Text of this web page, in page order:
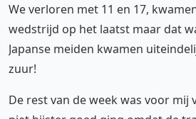
We verloren met 11 en 17,
wedstrijd op het laatst maar dat
Japanse meiden kwamen
zuur!
De rest van de week was voor mij